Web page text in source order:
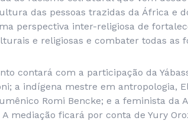
das pessoas trazidas da África e
perspectiva inter-religiosa de
e religiosas e combater todas as
contará com a participação da
a indígena mestre em antropologia,
Romi Bencke; e a feminista da
mediação ficará por conta de Yury